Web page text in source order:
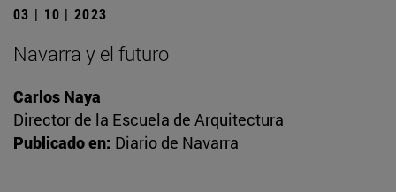
03 | 10 | 2023
Navarra y el futuro
Carlos Naya
Director de la Escuela de Arquitectura
Publicado en: Diario de Navarra